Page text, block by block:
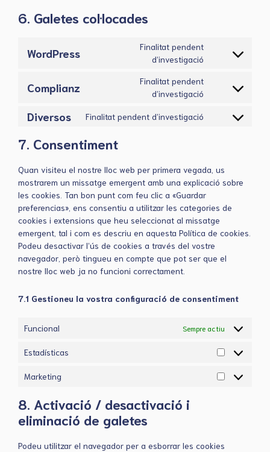
6. Galetes col·locades
WordPress
Finalitat pendent
d’investigació
Consent
service
Complianz
Finalitat pendent
d’investigació
Consent
service
Diversos Finalitat pendent d’investigació
Consent
7. Consentiment
Quan visiteu el nostre lloc web per primera vegada, us
mostrarem un missatge emergent amb una explicació sobre
les cookies. Tan bon punt com feu clic a «Guardar
preferencias», ens consentiu a utilitzar les categories de
cookies i extensions que heu seleccionat al missatge
emergent, tal i com es descriu en aquesta Política de cookies.
Podeu desactivar l’ús de cookies a través del vostre
navegador, però tingueu en compte que pot ser que el
nostre lloc web ja no funcioni correctament.
7.1 Gestioneu la vostra configuració de consentiment
Funcional Sempre actiu
Estadísticas
Estadísticas
Marketing
Marketing
8. Activació / desactivació i
eliminació de galetes
Podeu utilitzar el navegador per a esborrar les cookies